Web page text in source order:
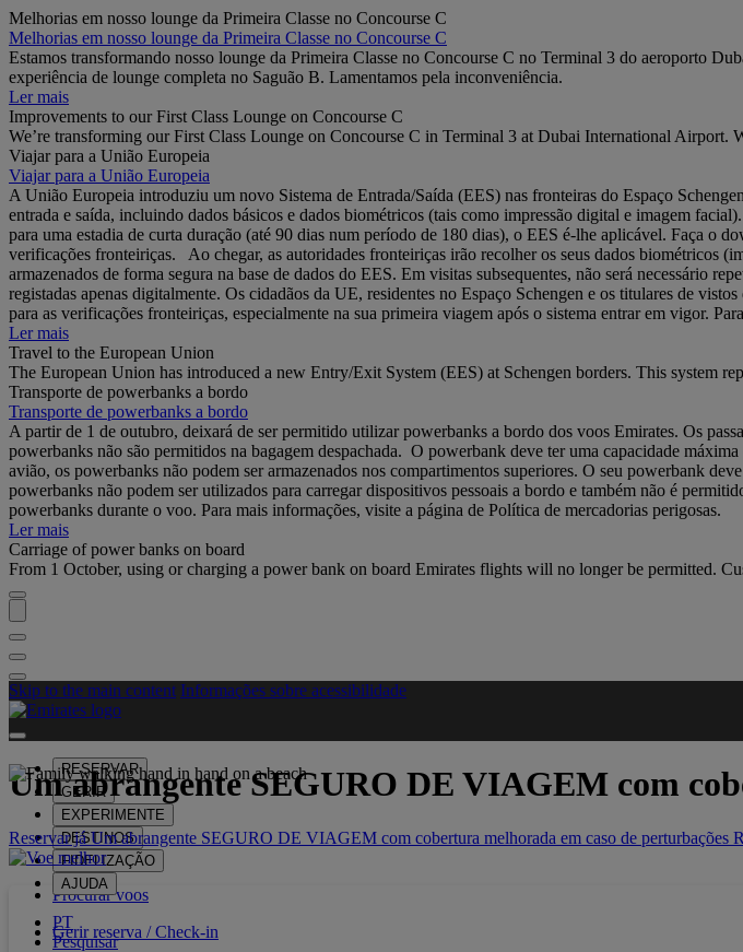
Melhorias em nosso lounge da Primeira Classe no Concourse C
Melhorias em nosso lounge da Primeira Classe no Concourse C
Estamos transformando nosso lounge da Primeira Classe no Concourse C no Terminal 3 do aeroporto
experiência de lounge completa no Saguão B. Lamentamos pela inconveniência.
Ler mais
Improvements to our First Class Lounge on Concourse C
We’re transforming our First Class Lounge on Concourse C in Terminal 3 at Dubai International Airport.
Viajar para a União Europeia
Viajar para a União Europeia
A União Europeia introduziu um novo Sistema de Entrada/Saída (EES) nas fronteiras do Espaço
entrada e saída, incluindo dados básicos e dados biométricos (tais como impressão digital e imagem
para uma estadia de curta duração (até 90 dias num período de 180 dias), o EES é-lhe aplicável. Faça o
verificações fronteiriças. Ao chegar, as autoridades fronteiriças irão recolher os seus dados biométricos
armazenados de forma segura na base de dados do EES. Em visitas subsequentes, não será necessário
registadas apenas digitalmente. Os cidadãos da UE, residentes no Espaço Schengen e os titulares de
para as verificações fronteiriças, especialmente na sua primeira viagem após o sistema entrar em vigor.
Ler mais
Travel to the European Union
The European Union has introduced a new Entry/Exit System (EES) at Schengen borders. This system
Transporte de powerbanks a bordo
Transporte de powerbanks a bordo
A partir de 1 de outubro, deixará de ser permitido utilizar powerbanks a bordo dos voos Emirates. Os
powerbanks não são permitidos na bagagem despachada. O powerbank deve ter uma capacidade
avião, os powerbanks não podem ser armazenados nos compartimentos superiores. O seu powerbank
powerbanks não podem ser utilizados para carregar dispositivos pessoais a bordo e também não é
powerbanks durante o voo. Para mais informações, visite a página de Política de mercadorias perigosas.
Ler mais
Carriage of power banks on board
From 1 October, using or charging a power bank on board Emirates flights will no longer be permitted.
Skip to the main content Informações sobre acessibilidade
RESERVAR
GERIR
EXPERIMENTE
DESTINOS
FIDELIZAÇÃO
AJUDA
PT
Pesquisar
Um abrangenteSEGURO DE VIAGEM com
Reservar já Um abrangente SEGURO DE VIAGEM com cobertura melhorada em caso de perturbações
Procurar voos
Gerir reserva / Check-in